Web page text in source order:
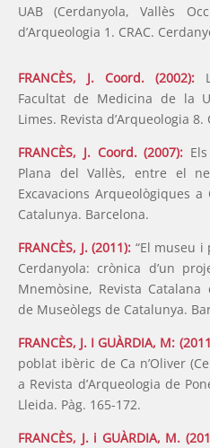
UAB (Cerdanyola, Vallès
d’Arqueologia 1. CRAC.
FRANCÈS, J. Coord. (2002):
Facultat de Medicina de la
Limes. Revista d’Arqueologia 8.
FRANCÈS, J. Coord. (2007):
Plana del Vallès, entre el
Excavacions Arqueològiques
Catalunya. Barcelona.
FRANCÈS, J. (2011): “El museu i
Cerdanyola: crònica d’un
Mnemòsine, Revista
de Museòlegs de Catalunya.
FRANCÈS, J. I GUÀRDIA, M:
poblat ibèric de Ca n’Oliver
a Revista d’Arqueologia de
Lleida. Pàg. 165-172.
FRANCÈS, J. i GUÀRDIA, M.